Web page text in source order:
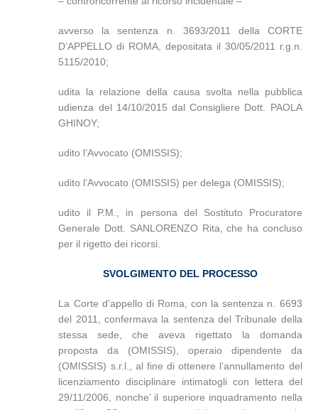
avverso la sentenza n. 3693/2011 della CORTE
D’APPELLO di ROMA, depositata il 30/05/2011 r.g.n.
5115/2010;
udita la relazione della causa svolta nella pubblica
udienza del 14/10/2015 dal Consigliere Dott. PAOLA
GHINOY;
udito l’Avvocato (OMISSIS);
udito l’Avvocato (OMISSIS) per delega (OMISSIS);
udito il P.M., in persona del Sostituto Procuratore
Generale Dott. SANLORENZO Rita, che ha concluso
per il rigetto dei ricorsi.
SVOLGIMENTO DEL PROCESSO
La Corte d’appello di Roma, con la sentenza n. 6693
del 2011, confermava la sentenza del Tribunale della
stessa sede, che aveva rigettato la domanda
proposta da (OMISSIS), operaio dipendente da
(OMISSIS) s.r.l., al fine di ottenere l’annullamento del
licenziamento disciplinare intimatogli con lettera del
29/11/2006, nonche’ il superiore inquadramento nella